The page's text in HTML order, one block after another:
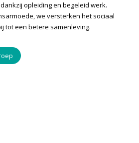
opleiding en begeleid werk.
we versterken het sociaal
tot een betere samenleving.